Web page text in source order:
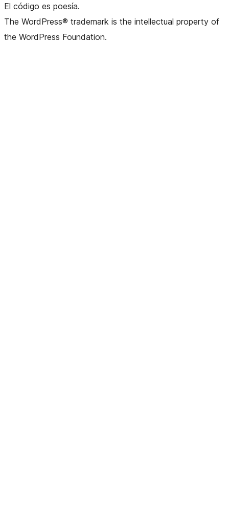
El código es poesía.
The WordPress® trademark is the intellectual property of
the WordPress Foundation.